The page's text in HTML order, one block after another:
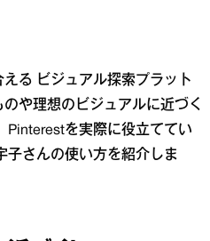
る ビジュアル探索プラット
や理想のビジュアルに近づく
Pinterestを実際に役立ててい
子さんの使い方を紹介しま